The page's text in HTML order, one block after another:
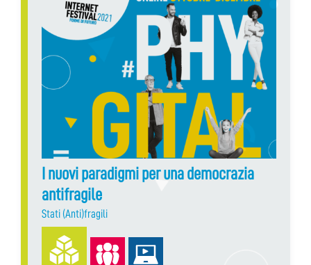
I nuovi paradigmi per una democrazia
antifragile
Stati (Anti)fragili